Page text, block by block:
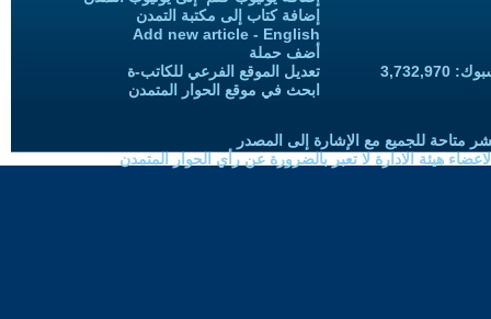
إضافة كتاب إلى مكتبة التمدن
Add new article - English
أضف حملة
تعديل الموقع الفرعي للكاتب-ة
ابحث في موقع الحوار المتمدن
متاحة للجميع مع الإشارة إلى المصدر
هيئة الادارة لا تعبر بالضرورة عن رأي الحوار المتمدن